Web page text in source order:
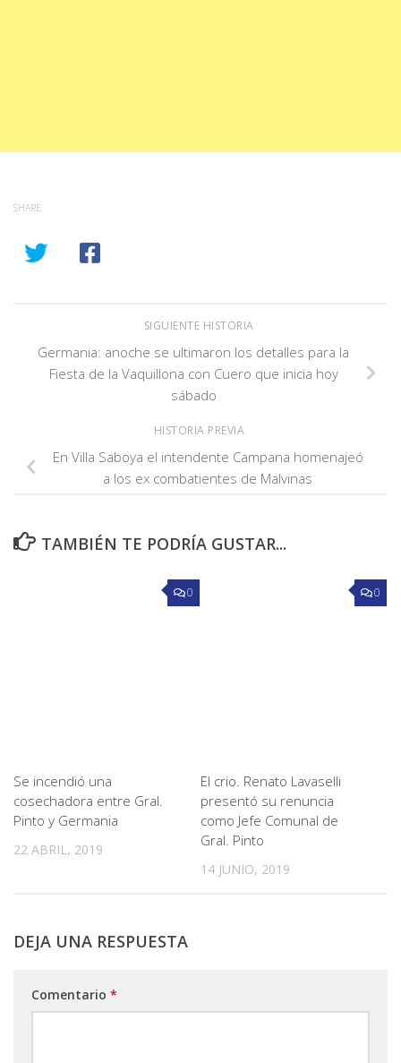
SHARE
SIGUIENTE HISTORIA
Germania: anoche se ultimaron los detalles para la
Fiesta de la Vaquillona con Cuero que inicia hoy
sábado
HISTORIA PREVIA
En Villa Saboya el intendente Campana homenajeó
a los ex combatientes de Malvinas
TAMBIÉN TE PODRÍA GUSTAR...
0
Se incendió una
cosechadora entre Gral.
Pinto y Germania
22 ABRIL, 2019
0
El crio. Renato Lavaselli
presentó su renuncia
como Jefe Comunal de
Gral. Pinto
14 JUNIO, 2019
DEJA UNA RESPUESTA
Comentario *